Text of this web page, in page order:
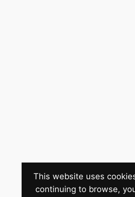
This website uses
continuing to browse,